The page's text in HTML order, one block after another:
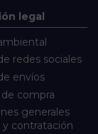
legal
redes sociales
envíos
de compra
generales
y contratación